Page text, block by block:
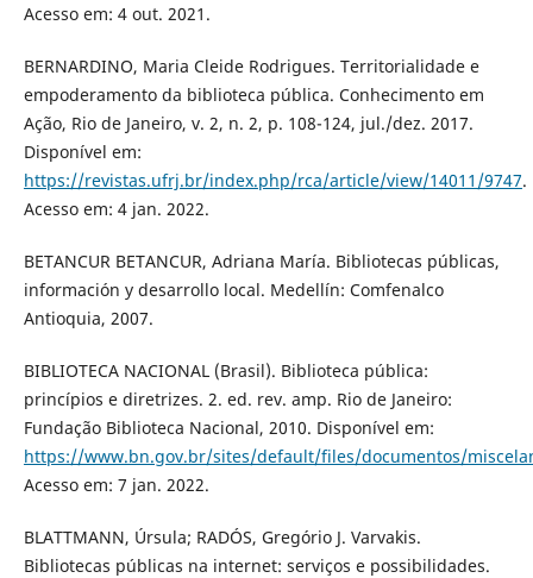
Acesso em: 4 out. 2021.
BERNARDINO, Maria Cleide Rodrigues. Territorialidade e
empoderamento da biblioteca pública. Conhecimento em
Ação, Rio de Janeiro, v. 2, n. 2, p. 108-124, jul./dez. 2017.
Disponível em:
https://revistas.ufrj.br/index.php/rca/article/view/14011/9747.
Acesso em: 4 jan. 2022.
BETANCUR BETANCUR, Adriana María. Bibliotecas públicas,
información y desarrollo local. Medellín: Comfenalco
Antioquia, 2007.
BIBLIOTECA NACIONAL (Brasil). Biblioteca pública:
princípios e diretrizes. 2. ed. rev. amp. Rio de Janeiro:
Fundação Biblioteca Nacional, 2010. Disponível em:
https://www.bn.gov.br/sites/default/files/documentos/
Acesso em: 7 jan. 2022.
BLATTMANN, Úrsula; RADÓS, Gregório J. Varvakis.
Bibliotecas públicas na internet: serviços e possibilidades.